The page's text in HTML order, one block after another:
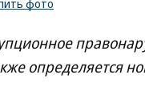
фото
определяется